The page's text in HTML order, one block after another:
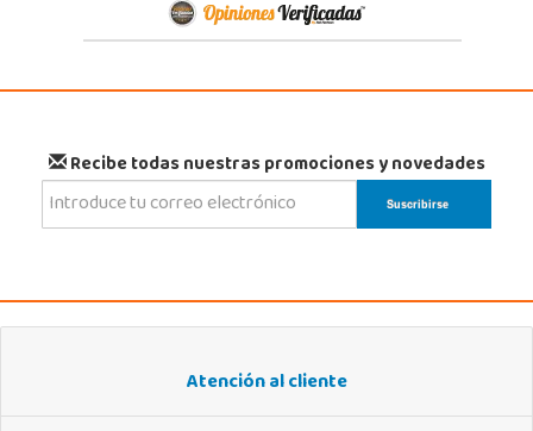
Recibe todas nuestras promociones y novedades
Atención al cliente